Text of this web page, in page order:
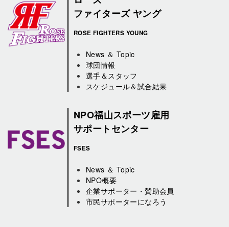
ファイターズ ヤング
ROSE FIGHTERS YOUNG
News ＆ Topic
球団情報
選手＆スタッフ
スケジュール＆試合結果
NPO福山スポーツ雇用
サポートセンター
FSES
News ＆ Topic
NPO概要
企業サポーター・賛助会員
市民サポーターになろう